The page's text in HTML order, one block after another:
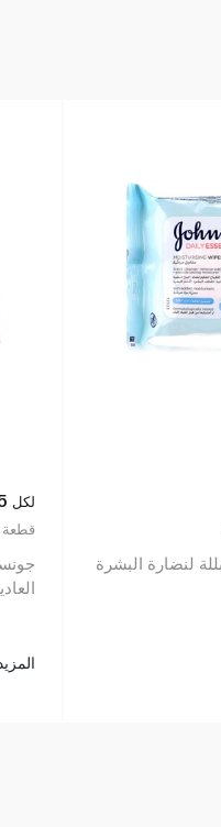
لنضارة البشرة
لكل
1.53
العادية 25
المزيد